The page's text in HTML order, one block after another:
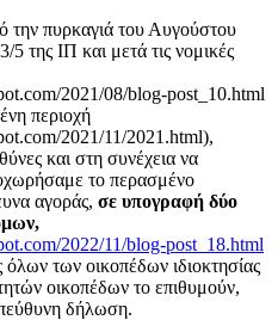
την πυρκαγιά του Αυγούστου
της ΙΠ και μετά τις νομικές
2021/08/blog-post_10.html
περιοχή
2021/11/2021.html),
και στη συνέχεια να
το περασμένο
αγοράς, σε υπογραφή δύο
2022/11/blog-post_18.html
των οικοπέδων ιδιοκτησίας
οικοπέδων το επιθυμούν,
δήλωση.